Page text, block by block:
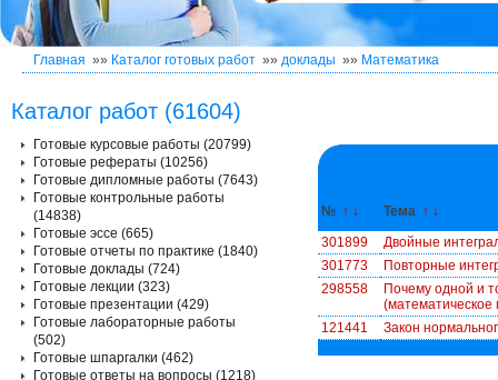
Главная »» Каталог готовых работ »» доклады »» Математика
№ ↑ ↓ Тема ↑ ↓
301899
Двойные
301773
Повторные
298558
Почему одной и
121441
Закон
Каталог работ (61604)
Готовые курсовые работы (20799)
Готовые рефераты (10256)
Готовые дипломные работы (7643)
Готовые контрольные работы
(14838)
Готовые эссе (665)
Готовые отчеты по практике (1840)
Готовые доклады (724)
Готовые лекции (323)
Готовые презентации (429)
Готовые лабораторные работы
(502)
Готовые шпаргалки (462)
Готовые ответы на вопросы (1218)